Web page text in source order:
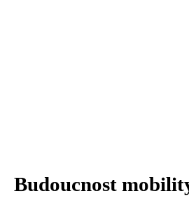
Budoucnost